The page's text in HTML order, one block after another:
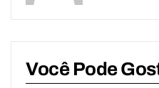
Você Pode